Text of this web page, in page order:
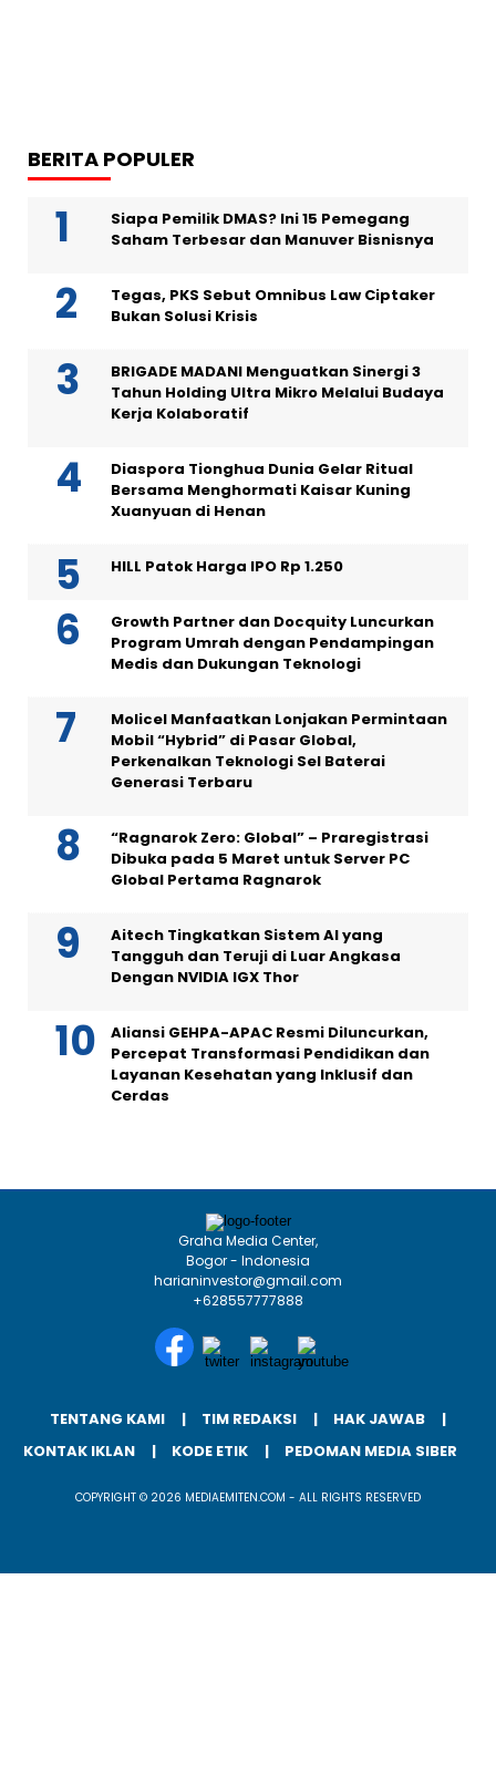
BERITA POPULER
Siapa Pemilik DMAS? Ini 15 Pemegang
Saham Terbesar dan Manuver Bisnisnya
Tegas, PKS Sebut Omnibus Law Ciptaker
Bukan Solusi Krisis
BRIGADE MADANI Menguatkan Sinergi 3
Tahun Holding Ultra Mikro Melalui Budaya
Kerja Kolaboratif
Diaspora Tionghua Dunia Gelar Ritual
Bersama Menghormati Kaisar Kuning
Xuanyuan di Henan
HILL Patok Harga IPO Rp 1.250
Growth Partner dan Docquity Luncurkan
Program Umrah dengan Pendampingan
Medis dan Dukungan Teknologi
Molicel Manfaatkan Lonjakan Permintaan
Mobil “Hybrid” di Pasar Global,
Perkenalkan Teknologi Sel Baterai
Generasi Terbaru
“Ragnarok Zero: Global” – Praregistrasi
Dibuka pada 5 Maret untuk Server PC
Global Pertama Ragnarok
Aitech Tingkatkan Sistem AI yang
Tangguh dan Teruji di Luar Angkasa
Dengan NVIDIA IGX Thor
Aliansi GEHPA-APAC Resmi Diluncurkan,
Percepat Transformasi Pendidikan dan
Layanan Kesehatan yang Inklusif dan
Cerdas
Graha Media Center,
Bogor - Indonesia
harianinvestor@gmail.com
+628557777888
TENTANG KAMI TIM REDAKSI
HAK JAWAB
KONTAK IKLAN
KODE ETIK PEDOMAN MEDIA SIBER
COPYRIGHT © 2026 MEDIAEMITEN.COM - ALL RIGHTS RESERVED